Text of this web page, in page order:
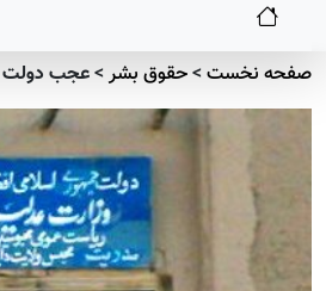
نخست >حقوق بشر> عجب دولت دزد و